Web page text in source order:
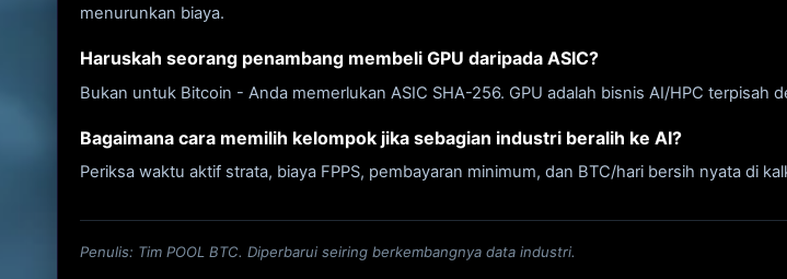
menurunkan biaya.
Haruskah seorang penambang membeli GPU daripada ASIC?
Bukan untuk Bitcoin - Anda memerlukan ASIC SHA-256. GPU adalah bisnis AI/HPC
Bagaimana cara memilih kelompok jika sebagian industri beralih ke AI?
Periksa waktu aktif strata, biaya FPPS, pembayaran minimum, dan BTC/hari bersih nyata di
Penulis: Tim POOL BTC. Diperbarui seiring berkembangnya data industri.